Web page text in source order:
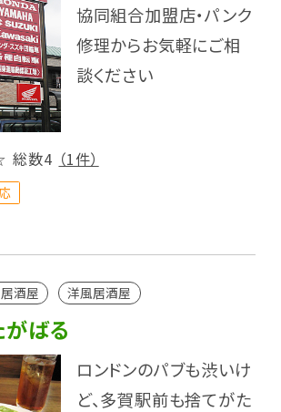
協同組合加盟店・パンク
修理からお気軽にご相
談ください
総数4 （1件）
酒屋 洋風居酒屋
ばる
ロンドンのパブも渋いけ
ど、多賀駅前も捨てがた